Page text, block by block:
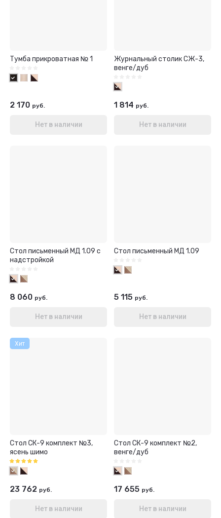
Тумба прикроватная № 1
2 170 руб.
Нет в наличии
Журнальный столик СЖ-3,
венге/дуб
1 814 руб.
Нет в наличии
Стол письменный МД 1.09 с
надстройкой
8 060 руб.
Нет в наличии
Стол письменный МД 1.09
5 115 руб.
Нет в наличии
Хит
Стол СК-9 комплект №3,
ясень шимо
23 762 руб.
Нет в наличии
Стол СК-9 комплект №2,
венге/дуб
17 655 руб.
Нет в наличии